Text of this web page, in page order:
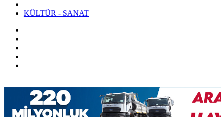
KÜLTÜR - SANAT